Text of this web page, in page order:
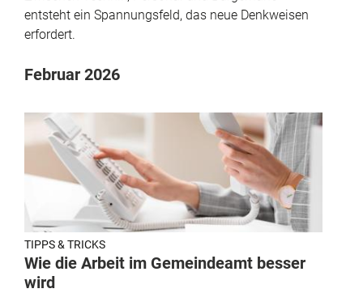
entsteht ein Spannungsfeld, das neue Denkweisen
erfordert.
Februar 2026
TIPPS & TRICKS
Wie die Arbeit im Gemeindeamt besser
wird